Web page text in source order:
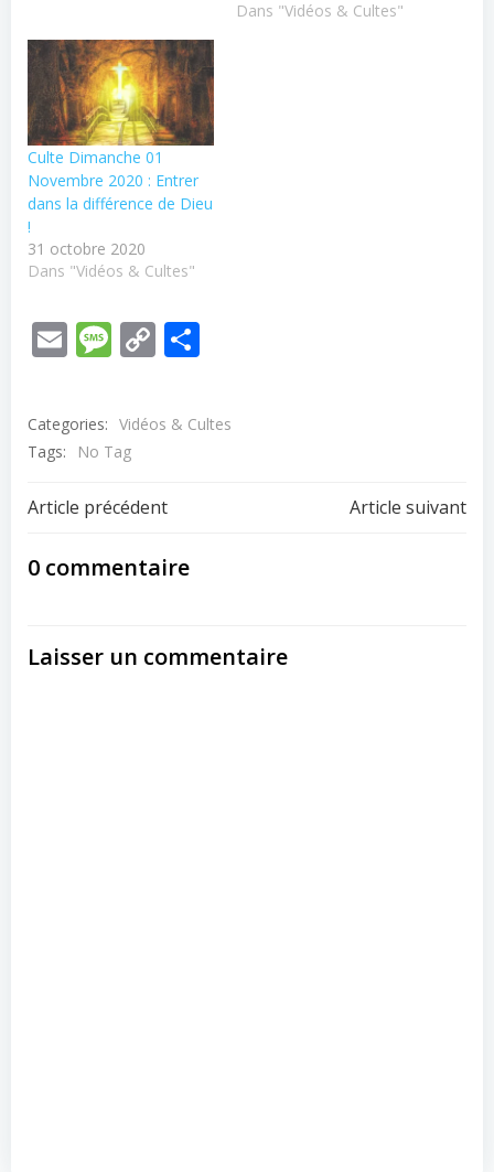
Dans "Vidéos & Cultes"
Culte Dimanche 01
Novembre 2020 : Entrer
dans la différence de Dieu
!
31 octobre 2020
Dans "Vidéos & Cultes"
EmailMessage
Copy
Link
Categories: Vidéos & Cultes
Tags:
No Tag
Post
navigation
Article précédent Article suivant
0 commentaire
Laisser un commentaire